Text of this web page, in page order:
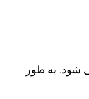
شود. به طور